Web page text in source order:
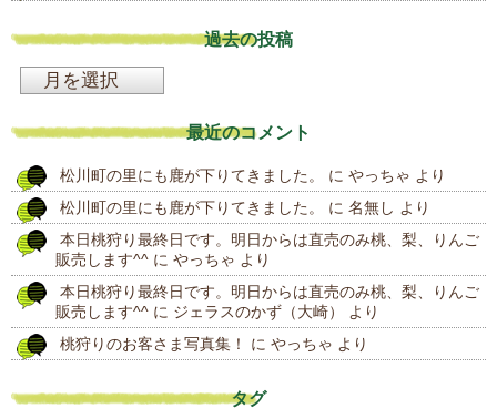
過去の投稿
投
稿
最近のコメント
松川町の里にも鹿が下りてきました。 に やっちゃ より
松川町の里にも鹿が下りてきました。
に 名無し より
本日桃狩り最終日です。明日からは直売のみ桃、梨、りんご
販売します^^ に やっちゃ より
本日桃狩り最終日です。明日からは直売のみ桃、梨、りんご
販売します^^ に ジェラスのかず（大崎）
より
桃狩りのお客さま写真集！
に やっちゃ より
タグ